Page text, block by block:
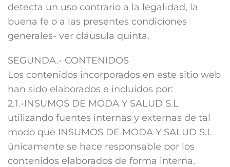
detecta un uso contrario a la legalidad, la
buena fe o a las presentes condiciones
generales- ver cláusula quinta.
SEGUNDA.- CONTENIDOS
Los contenidos incorporados en este sitio web
han sido elaborados e incluidos por:
2.1.-INSUMOS DE MODA Y SALUD S.L
utilizando fuentes internas y externas de tal
modo que INSUMOS DE MODA Y SALUD S.L
únicamente se hace responsable por los
contenidos elaborados de forma interna.